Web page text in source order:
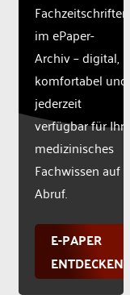
Fachzeitschriften
im ePaper-
Archiv – digital,
komfortabel und
jederzeit
verfügbar für Ihr
medizinisches
Fachwissen auf
Abruf.
E-PAPER
ENTDECKEN